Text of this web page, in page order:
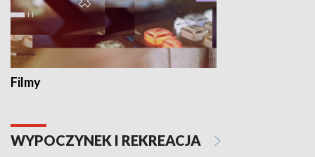
Filmy
WYPOCZYNEK I REKREACJA